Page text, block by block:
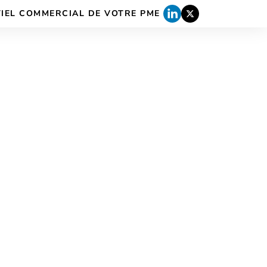
COMMERCIAL DE VOTRE PME